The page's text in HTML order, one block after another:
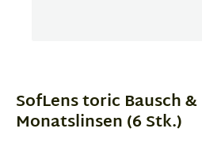
1
SofLens toric Bausch
Monatslinsen (6 Stk.)